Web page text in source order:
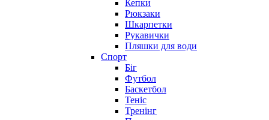
Кепки
Рюкзаки
Шкарпетки
Рукавички
Пляшки для води
Спорт
Біг
Футбол
Баскетбол
Теніс
Тренінг